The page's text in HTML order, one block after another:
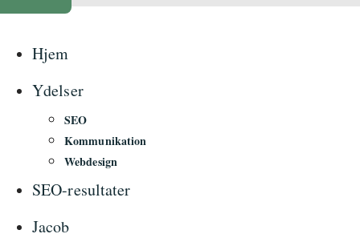
Hjem
Ydelser
SEO
Kommunikation
Webdesign
SEO-resultater
Jacob